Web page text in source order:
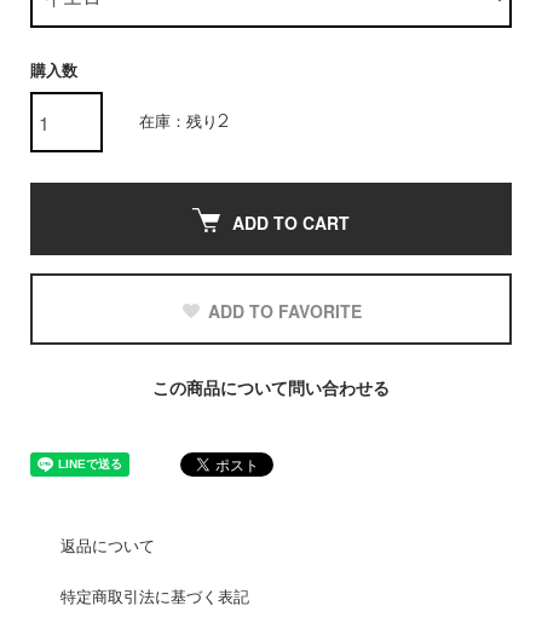
購入数
在庫：残り2
ADD TO CART
ADD TO FAVORITE
この商品について問い合わせる
返品について
特定商取引法に基づく表記